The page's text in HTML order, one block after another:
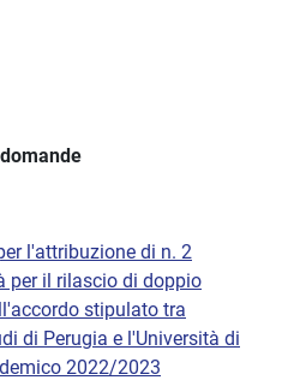
l'attribuzione di n. 2
per il rilascio di doppio
stipulato tra
di Perugia e l'Università di
2022/2023